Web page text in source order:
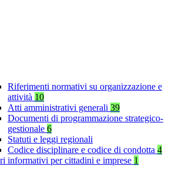
Riferimenti normativi su organizzazione e
attività 10
Atti amministrativi generali 39
Documenti di programmazione strategico-
gestionale 6
Statuti e leggi regionali
Codice disciplinare e codice di condotta 4
informativi per cittadini e imprese 1